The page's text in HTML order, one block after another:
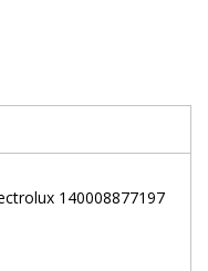
140008877197